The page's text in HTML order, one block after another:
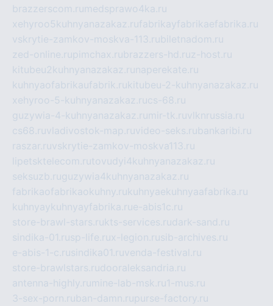
brazzerscom.ru medsprawo4ka.ru
xehyroo5kuhnyanazakaz.rufabrikayfabrikaefabrika.ru
vskrytie-zamkov-moskva-113.rubiletnadom.ru
zed-online.rupimchax.rubrazzers-hd.ruz-host.ru
kitubeu2kuhnyanazakaz.ru naperekate.ru
kuhnyaofabrikaufabrik.rukitubeu-2-kuhnyanazakaz.ru
xehyroo-5-kuhnyanazakaz.rucs-68.ru
guzywia-4-kuhnyanazakaz.ru mir-tk.ruvlknrussia.ru
cs68.ruvladivostok-map.ruvideo-seks.rubankaribi.ru
raszar.ruvskrytie-zamkov-moskva113.ru
lipetsktelecom.rutovudyi4kuhnyanazakaz.ru
seksuzb.ruguzywia4kuhnyanazakaz.ru
fabrikaofabrikaokuhny.rukuhnyaekuhnyaafabrika.ru
kuhnyaykuhnyayfabrika.rue-abis1c.ru
store-brawl-stars.rukts-services.rudark-sand.ru
sindika-01.rusp-life.rux-legion.rusib-archives.ru
e-abis-1-c.rusindika01.ruvenda-festival.ru
store-brawlstars.rudooraleksandria.ru
antenna-highly.ru mine-lab-msk.ru1-mus.ru
3-sex-porn.ruban-damn.rupurse-factory.ru